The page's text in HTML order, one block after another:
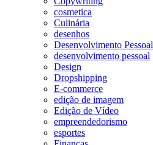
cosmetica
Culinária
desenhos
Desenvolvimento Pessoal
desenvolvimento pessoal
Design
Dropshipping
E-commerce
edição de imagem
Edição de Vídeo
empreendedorismo
esportes